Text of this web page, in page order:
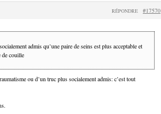
#17570
RÉPONDRE
admis qu’une paire de seins est plus acceptable et
de couille
ou d’un truc plus socialement admis: c’est tout